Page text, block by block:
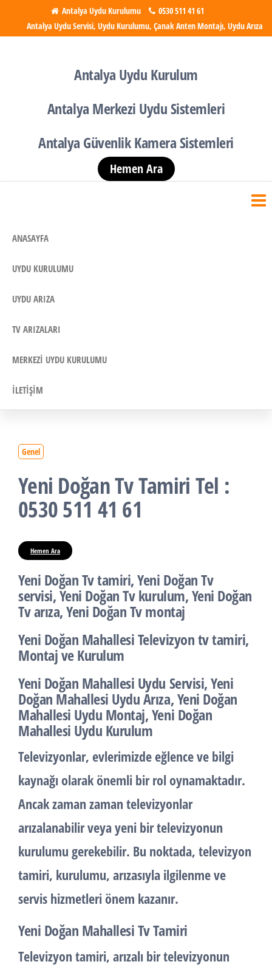
atla
Antalya Uydu Kurulumu
0530 511 41 61
Antalya Uydu Servisi, Uydu Kurulumu, Çanak Anten Montajı, Uydu Arıza
Antalya Uydu Kurulum
Antalya Merkezi Uydu Sistemleri
Antalya Güvenlik Kamera Sistemleri
Hemen Ara
ANASAYFA
UYDU KURULUMU
UYDU ARIZA
TV ARIZALARI
MERKEZI UYDU KURULUMU
İLETIŞIM
Genel
Yeni Doğan Tv Tamiri Tel :
0530 511 41 61
Hemen Ara
Yeni Doğan Tv tamiri, Yeni Doğan Tv
servisi, Yeni Doğan Tv kurulum, Yeni Doğan
Tv arıza, Yeni Doğan Tv montaj
Yeni Doğan Mahallesi Televizyon tv tamiri,
Montaj ve Kurulum
Yeni Doğan Mahallesi Uydu Servisi, Yeni
Doğan Mahallesi Uydu Arıza, Yeni Doğan
Mahallesi Uydu Montaj, Yeni Doğan
Mahallesi Uydu Kurulum
Televizyonlar, evlerimizde eğlence ve bilgi
kaynağı olarak önemli bir rol oynamaktadır.
Ancak zaman zaman televizyonlar
arızalanabilir veya yeni bir televizyonun
kurulumu gerekebilir. Bu noktada, televizyon
tamiri, kurulumu, arızasıyla ilgilenme ve
servis hizmetleri önem kazanır.
Yeni Doğan Mahallesi Tv Tamiri
Televizyon tamiri, arızalı bir televizyonun